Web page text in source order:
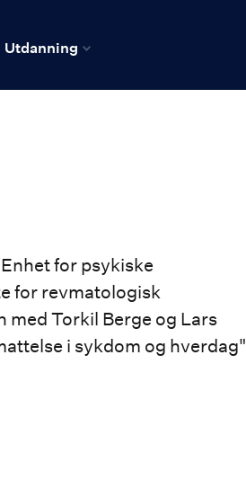
Utdanning
for psykiske
for revmatologisk
med Torkil Berge og Lars
i sykdom og hverdag"